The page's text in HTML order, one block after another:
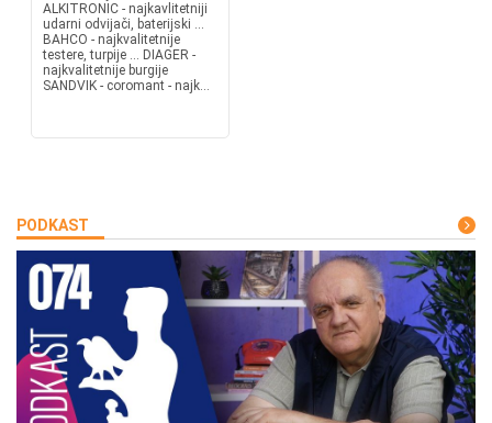
ALKITRONIC - najkavlitetniji
udarni odvijači, baterijski ...
BAHCO - najkvalitetnije
testere, turpije ... DIAGER -
najkvalitetnije burgije
SANDVIK - coromant - najk...
PODKAST